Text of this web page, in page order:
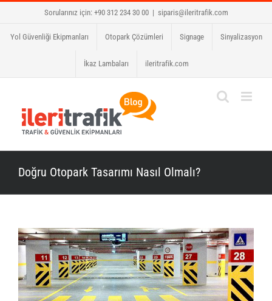
content
Sorularınız için: +90 312 234 30 00 | siparis@ileritrafik.com
Yol Güvenliği Ekipmanları Otopark Çözümleri Signage Sinyalizasyon
İkaz Lambaları ileritrafik.com
Doğru Otopark Tasarımı Nasıl Olmalı?